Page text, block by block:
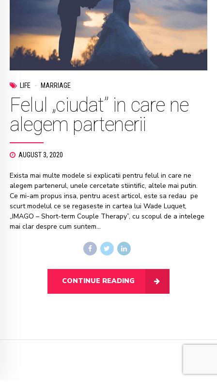
LIFE MARRIAGE
Felul „ciudat” in care ne
alegem partenerii
AUGUST 3, 2020
Exista mai multe modele si explicatii pentru felul in care ne
alegem partenerul, unele cercetate stiintific, altele mai putin.
Ce mi-am propus insa, pentru acest articol, este sa redau pe
scurt modelul ce se regaseste in cartea lui Wade Luquet,
„IMAGO – Short-term Couple Therapy”, cu scopul de a intelege
mai clar despre cum suntem...
CONTINUE READING